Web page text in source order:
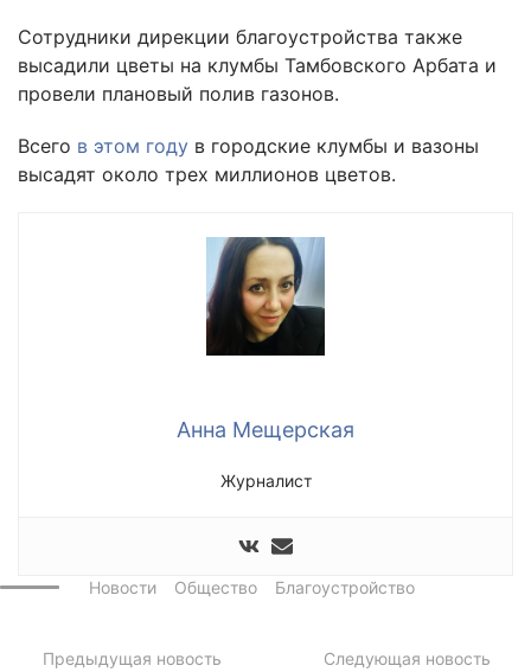
Сотрудники дирекции благоустройства также
высадили цветы на клумбы Тамбовского Арбата и
провели плановый полив газонов.
Всего в этом году в городские клумбы и вазоны
высадят около трех миллионов цветов.
Анна Мещерская
Журналист
Новости Общество Благоустройство
Предыдущая новость Следующая новость